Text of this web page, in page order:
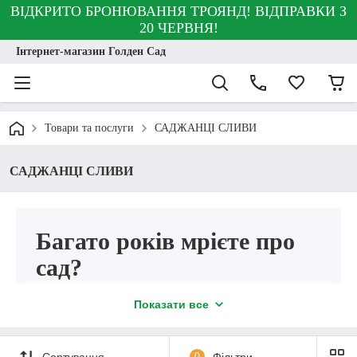
ВІДКРИТО БРОНЮВАННЯ ТРОЯНД! ВІДПРАВКИ З
20 ЧЕРВНЯ!
Інтернет-магазин Голден Сад
Товари та послуги САДЖАНЦІ СЛИВИ
САДЖАНЦІ СЛИВИ
Багато років мрієте про
сад?
Бажаєте, щоб він радував вас не
цвітінням, але й смачними
Показати все